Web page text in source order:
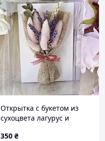
Открытка с букетом из
сухоцвета лагурус и
350 ₴